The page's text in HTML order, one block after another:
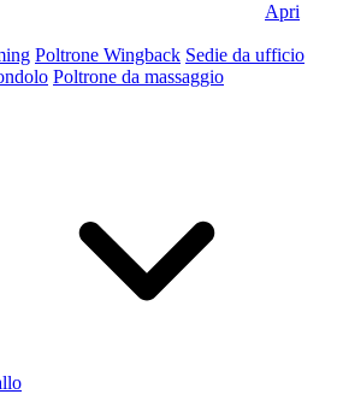
Apri
Poltrone Wingback Sedie da ufficio
Poltrone da massaggio